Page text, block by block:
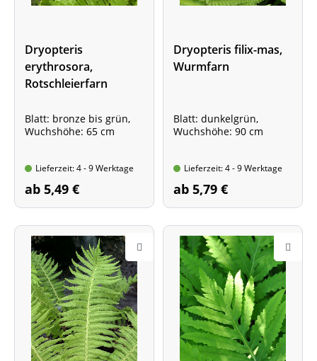
Dryopteris
erythrosora,
Rotschleierfarn
Blatt: bronze bis grün,
Wuchshöhe: 65 cm
Lieferzeit: 4 - 9 Werktage
ab 5,49 €
Dryopteris filix-mas,
Wurmfarn
Blatt: dunkelgrün,
Wuchshöhe: 90 cm
Lieferzeit: 4 - 9 Werktage
ab 5,79 €